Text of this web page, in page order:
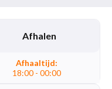
Afhalen
Afhaaltijd:
18:00 - 00:00